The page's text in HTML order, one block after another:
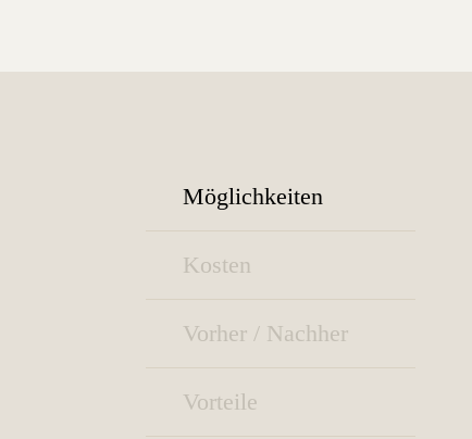
Möglichkeiten
Kosten
Vorher / Nachher
Vorteile